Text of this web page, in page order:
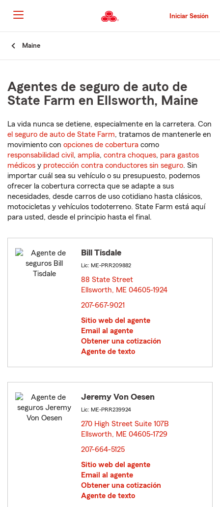
al
contenido
principal
Iniciar Sesión
Maine
Agentes de seguro de auto de
State Farm en Ellsworth, Maine
La vida nunca se detiene, especialmente en la carretera. Con
el seguro de auto de State Farm, tratamos de mantenerle en
movimiento con opciones de cobertura como
responsabilidad civil , amplia, contra choques, para gastos
médicos y protección contra conductores sin seguro. Sin
importar cuál sea su vehículo o su presupuesto, podemos
ofrecer la cobertura correcta que se adapte a sus
necesidades, desde carros de uso cotidiano hasta clásicos,
motocicletas y vehículos todoterreno. State Farm está aquí
para usted, desde el principio hasta el final.
Bill Tisdale
Lic: ME-PRR209882
88 State Street
Ellsworth, ME 04605-1924
207-667-9021
Sitio web del agente
Email al agente
Obtener una cotización
Agente de texto
Jeremy Von Oesen
Lic: ME-PRR239924
270 High Street Suite 107B
Ellsworth, ME 04605-1729
207-664-5125
Sitio web del agente
Email al agente
Obtener una cotización
Agente de texto